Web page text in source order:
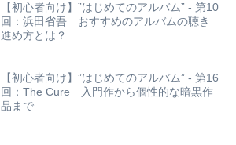
【初心者向け】”はじめてのアルバム” - 第10
回：浜田省吾 おすすめのアルバムの聴き
進め方とは？
【初心者向け】”はじめてのアルバム” - 第16
回：The Cure 入門作から個性的な暗黒作
品まで